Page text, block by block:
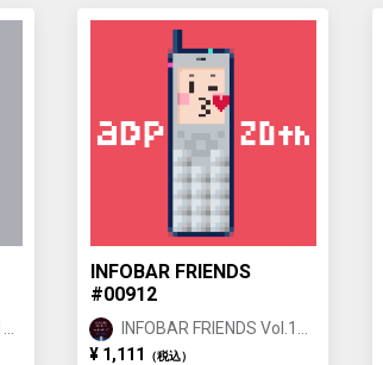
INFOBAR FRIENDS
#00912
INFOBAR FRIENDS Vol.1
BUILDING ①
¥ 1,111 （税込）